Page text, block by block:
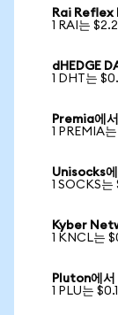
Rai Reflex
1 RAI는
dHEDGE
1 DHT는
Premia에
1 PREMIA
Unisocks에
1 SOCKS는
Kyber
1 KNCL는
Pluton에서
1 PLU는